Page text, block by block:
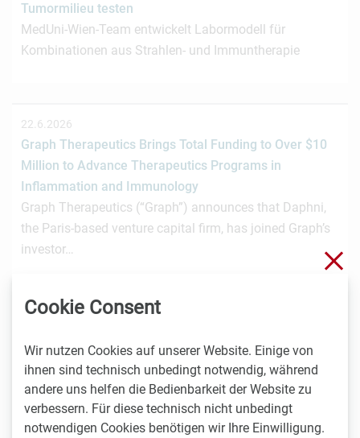
Tumormilieu testen
MedUni-Wien-Team entwickelt Labormodell für
Kombinationen aus Strahlen- und Immuntherapie
22.6.2026
Graph Therapeutics Brings Total Funding to Over $10
Million to Advance Therapeutics Programs in
Inflammation and Immunology
Graph Therapeutics (“Graph”) announces that Daphni,
the Paris-based venture capital firm, has joined Graph’s
investor…
Concluded: xbio Biomedical Enterprise Masterclass
Fourth edition of xbio Biotech Enterprise Masterclass
was concluded. We are celebrating our 2026 cohort of
future…
Cookie Consent
Wir nutzen Cookies auf unserer Website. Einige von
ihnen sind technisch unbedingt notwendig, während
andere uns helfen die Bedienbarkeit der Website zu
verbessern. Für diese technisch nicht unbedingt
notwendigen Cookies benötigen wir Ihre Einwilligung.